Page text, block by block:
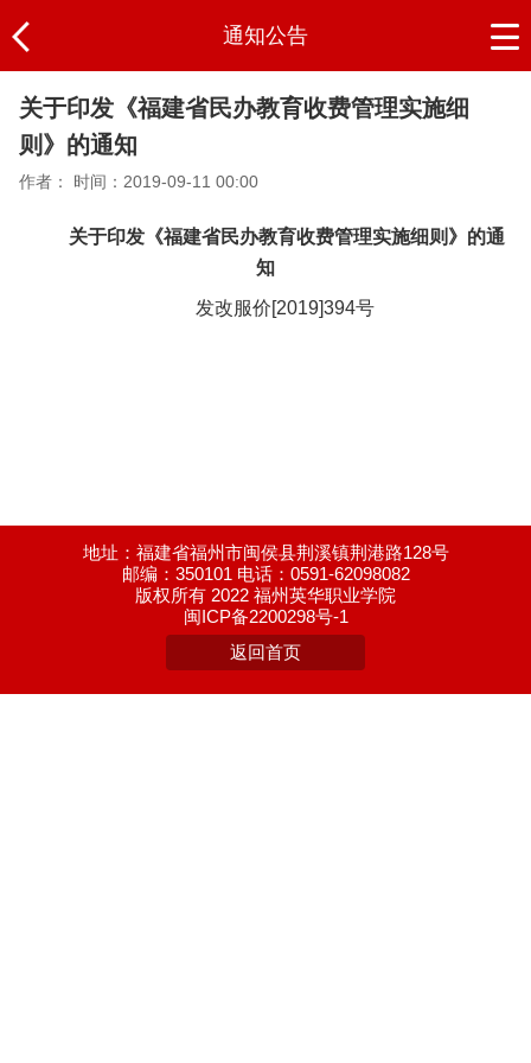
通知公告
关于印发《福建省民办教育收费管理实施细
则》的通知
作者： 时间：2019-09-11 00:00
关于印发《福建省民办教育收费管理实施细则》的通
知
发改服价[2019]394号
地址：福建省福州市闽侯县荆溪镇荆港路128号
邮编：350101 电话：0591-62098082
版权所有 2022 福州英华职业学院
闽ICP备2200298号-1
返回首页